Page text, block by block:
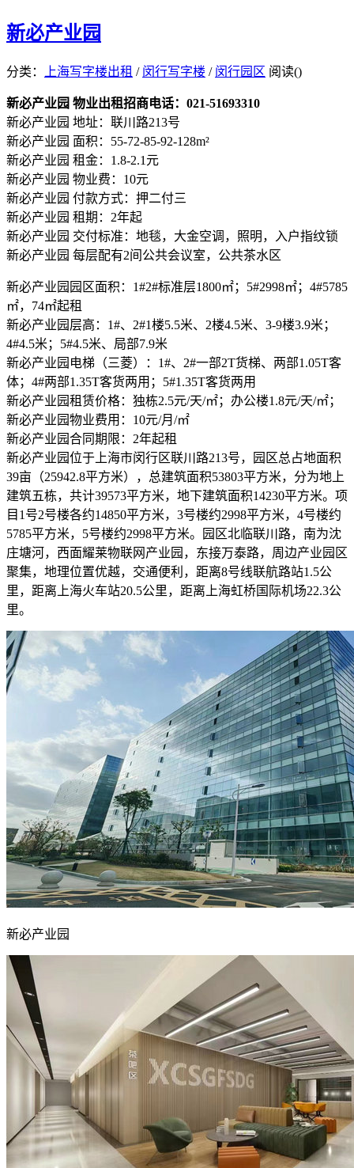
新必产业园
分类： 上海写字楼出租 / 闵行写字楼 / 闵行园区 阅读()
新必产业园 物业出租招商电话：021-51693310
新必产业园 地址：联川路213号
新必产业园 面积：55-72-85-92-128m²
新必产业园 租金：1.8-2.1元
新必产业园 物业费：10元
新必产业园 付款方式：押二付三
新必产业园 租期：2年起
新必产业园 交付标准：地毯，大金空调，照明，入户指纹锁
新必产业园 每层配有2间公共会议室，公共茶水区
新必产业园园区面积：1#2#标准层1800㎡；5#2998㎡；4#5785
㎡，74㎡起租
新必产业园层高：1#、2#1楼5.5米、2楼4.5米、3-9楼3.9米；
4#4.5米；5#4.5米、局部7.9米
新必产业园电梯（三菱）：1#、2#一部2T货梯、两部1.05T客
体；4#两部1.35T客货两用；5#1.35T客货两用
新必产业园租赁价格：独栋2.5元/天/㎡；办公楼1.8元/天/㎡；
新必产业园物业费用：10元/月/㎡
新必产业园合同期限：2年起租
新必产业园位于上海市闵行区联川路213号，园区总占地面积
39亩（25942.8平方米），总建筑面积53803平方米，分为地上
建筑五栋，共计39573平方米，地下建筑面积14230平方米。项
目1号2号楼各约14850平方米，3号楼约2998平方米，4号楼约
5785平方米，5号楼约2998平方米。园区北临联川路，南为沈
庄塘河，西面耀莱物联网产业园，东接万泰路，周边产业园区
聚集，地理位置优越，交通便利，距离8号线联航路站1.5公
里，距离上海火车站20.5公里，距离上海虹桥国际机场22.3公
里。
新必产业园